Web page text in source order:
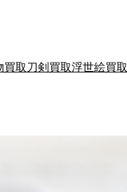
買取 刀剣買取浮世絵買取